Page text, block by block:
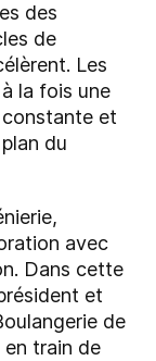
des
de
Les
la fois une
et
du
avec
Dans cette
et
de
en train de